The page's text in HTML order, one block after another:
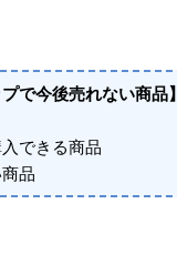
で今後売れない商品】
できる商品
品